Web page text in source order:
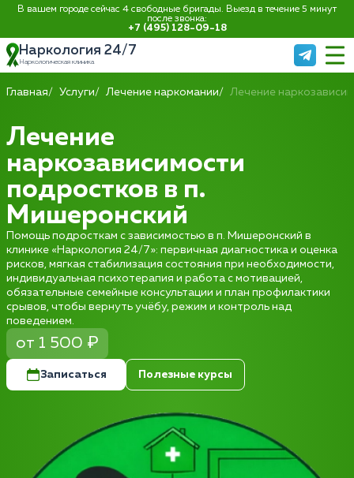
В вашем городе сейчас 4 свободные бригады. Выезд в течение 5 минут
после звонка:
+7 (495) 128-09-18
Наркология 24/7
Наркологическая клиника
Главная Услуги Лечение наркомании Лечение
Лечение
наркозависимости
подростков в п.
Мишеронский
Помощь подросткам с зависимостью в п. Мишеронский в
клинике «Наркология 24/7»: первичная диагностика и оценка
рисков, мягкая стабилизация состояния при необходимости,
индивидуальная психотерапия и работа с мотивацией,
обязательные семейные консультации и план профилактики
срывов, чтобы вернуть учёбу, режим и контроль над
поведением.
от 1 500 ₽
Записаться Полезные курсы